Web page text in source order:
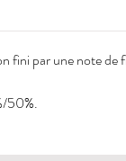
fini par une note de
50%.